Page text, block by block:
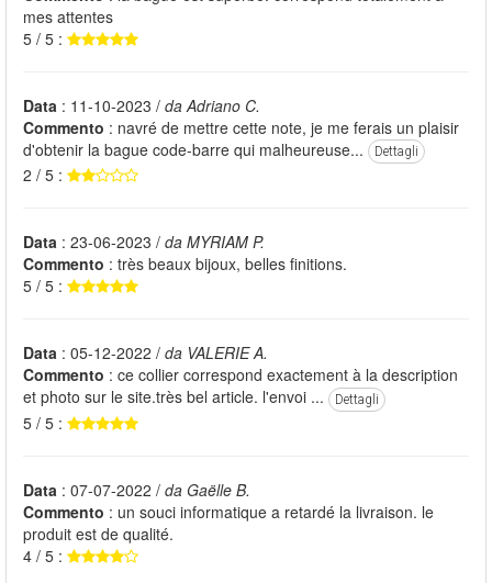
mes attentes
5 / 5 :
Data : 11-10-2023 / da Adriano C.
Commento : navré de mettre cette note, je me ferais un plaisir
d'obtenir la bague code-barre qui malheureuse...
Dettagli
2 / 5 :
Data : 23-06-2023 / da MYRIAM P.
Commento : très beaux bijoux, belles finitions.
5 / 5 :
Data : 05-12-2022 / da VALERIE A.
Commento : ce collier correspond exactement à la description
et photo sur le site.très bel article. l'envoi ...
Dettagli
5 / 5 :
Data : 07-07-2022 / da Gaëlle B.
Commento : un souci informatique a retardé la livraison. le
produit est de qualité.
4 / 5 :